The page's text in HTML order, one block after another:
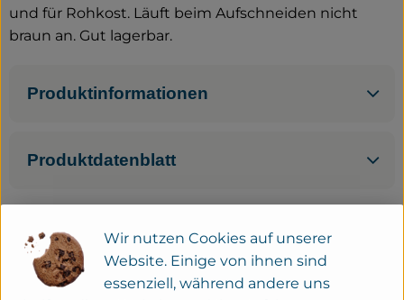
und für Rohkost. Läuft beim Aufschneiden nicht
braun an. Gut lagerbar.
Produktinformationen
Produktdatenblatt
Herkunft
Wir nutzen Cookies auf unserer
Website. Einige von ihnen sind
essenziell, während andere uns